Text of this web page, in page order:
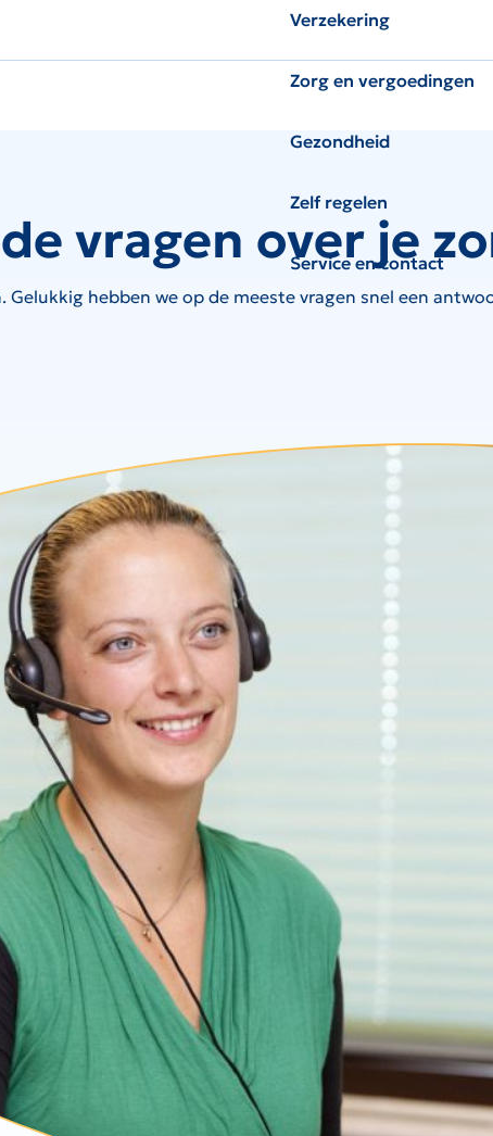
Verzekering
Zorg en vergoedingen
Gezondheid
Zelf regelen
Service en contact
vragen over je
Gelukkig hebben we op de meeste vragen snel een